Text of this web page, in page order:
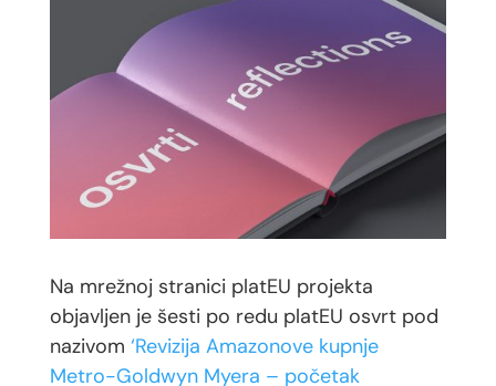
Na mrežnoj stranici platEU projekta
objavljen je šesti po redu platEU osvrt pod
nazivom ‘Revizija Amazonove kupnje
Metro-Goldwyn Myera – početak